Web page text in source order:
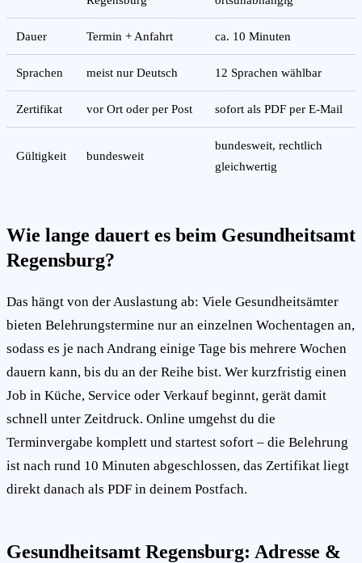
Dauer Termin + Anfahrt ca. 10 Minuten
Sprachen meist nur Deutsch 12 Sprachen wählbar
Zertifikat vor Ort oder per Post sofort als PDF per E-Mail
Gültigkeit bundesweit
bundesweit, rechtlich
gleichwertig
Wie lange dauert es beim Gesundheitsamt
Regensburg?
Das hängt von der Auslastung ab: Viele Gesundheitsämter
bieten Belehrungstermine nur an einzelnen Wochentagen an,
sodass es je nach Andrang einige Tage bis mehrere Wochen
dauern kann, bis du an der Reihe bist. Wer kurzfristig einen
Job in Küche, Service oder Verkauf beginnt, gerät damit
schnell unter Zeitdruck. Online umgehst du die
Terminvergabe komplett und startest sofort – die Belehrung
ist nach rund 10 Minuten abgeschlossen, das Zertifikat liegt
direkt danach als PDF in deinem Postfach.
Gesundheitsamt Regensburg: Adresse &